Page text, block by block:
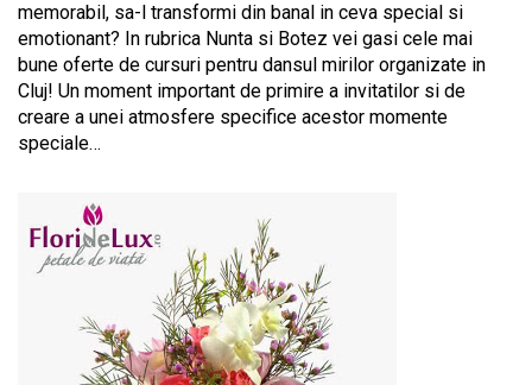
memorabil, sa-l transformi din banal in ceva special si
emotionant? In rubrica Nunta si Botez vei gasi cele mai
bune oferte de cursuri pentru dansul mirilor organizate in
Cluj! Un moment important de primire a invitatilor si de
creare a unei atmosfere specifice acestor momente
speciale…